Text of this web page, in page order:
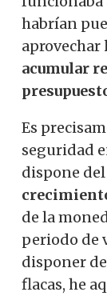
habrían
aprovechar
acumular
Es
seguridad
dispone del
de la
periodo de
disponer
flacas, he